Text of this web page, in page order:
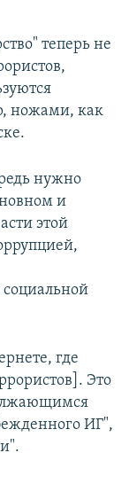
теперь не
ножами, как
нужно
и
этой
где
Это
ИГ",